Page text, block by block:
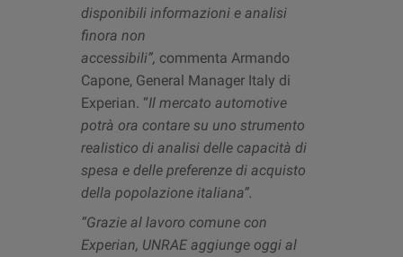
disponibili informazioni e analisi
finora non
accessibili”, commenta Armando
Capone, General Manager Italy di
Experian. “Il mercato automotive
potrà ora contare su uno strumento
realistico di analisi delle capacità di
spesa e delle preferenze di acquisto
della popolazione italiana”.
“Grazie al lavoro comune con
Experian, UNRAE aggiunge oggi al